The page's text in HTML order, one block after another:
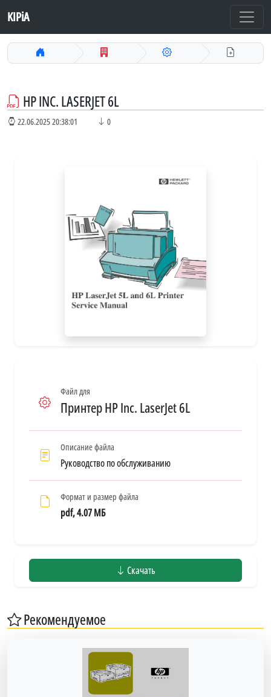
KIPiA
HP INC. LASERJET 6L
22.06.2025 20:38:01 0
Файл для
Принтер HP Inc. LaserJet 6L
Описание файла
Руководство по обслуживанию
Формат и размер файла
pdf, 4.07 МБ
Скачать
Рекомендуемое